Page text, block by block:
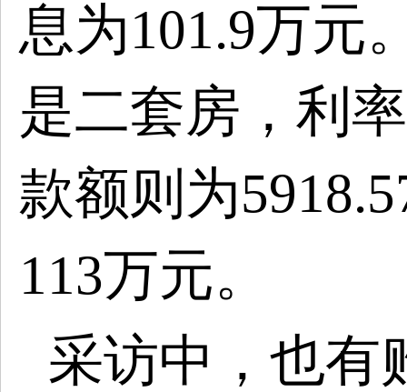
息为101.9万元
是二套房，利
款额则为
113万元。
采访中，也有